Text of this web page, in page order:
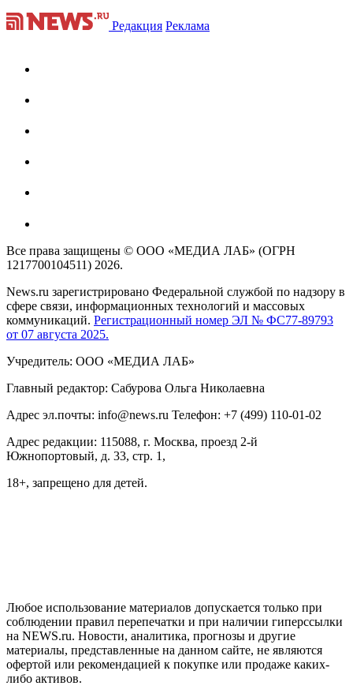
Редакция Реклама
Все права защищены © ООО «МЕДИА ЛАБ» (ОГРН
1217700104511) 2026.
News.ru зарегистрировано Федеральной службой по надзору в
сфере связи, информационных технологий и массовых
коммуникаций. Регистрационный номер ЭЛ № ФС77-89793
от 07 августа 2025.
Учредитель: ООО «МЕДИА ЛАБ»
Главный редактор: Сабурова Ольга Николаевна
Адрес эл.почты: info@news.ru Телефон: +7 (499) 110-01-02
Адрес редакции: 115088, г. Москва, проезд 2-й
Южнопортовый, д. 33, стр. 1,
18+, запрещено для детей.
Любое использование материалов допускается только при
соблюдении правил перепечатки и при наличии гиперссылки
на NEWS.ru. Новости, аналитика, прогнозы и другие
материалы, представленные на данном сайте, не являются
офертой или рекомендацией к покупке или продаже каких-
либо активов.